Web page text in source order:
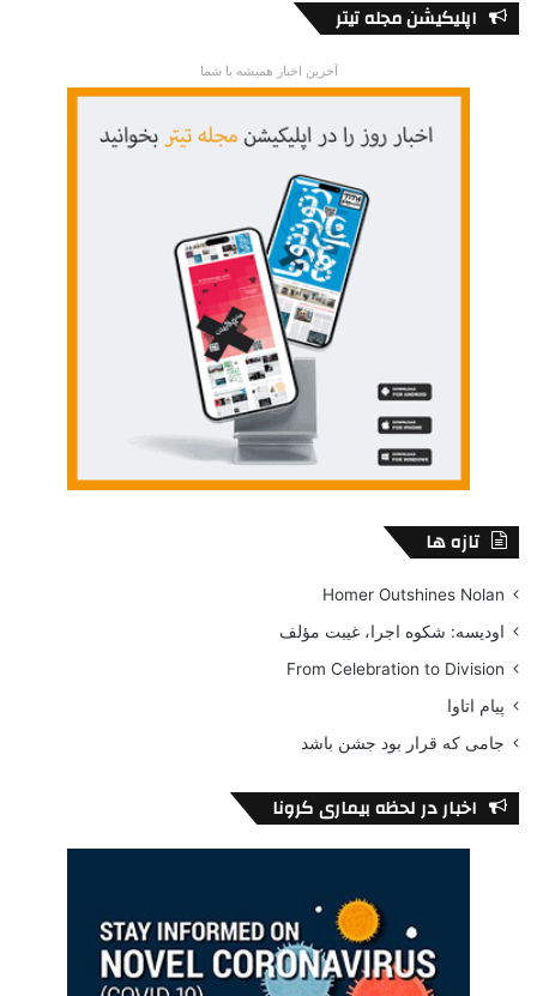
اپلیکیشن مجله تیتر
آخرین اخبار همیشه با شما
تازه ها
Homer Outshines Nolan
اودیسه: شکوه اجرا، غیبت مؤلف
From Celebration to Division
پیام اتاوا
جامی که قرار بود جشن باشد
اخبار در لحظه بیماری کرونا